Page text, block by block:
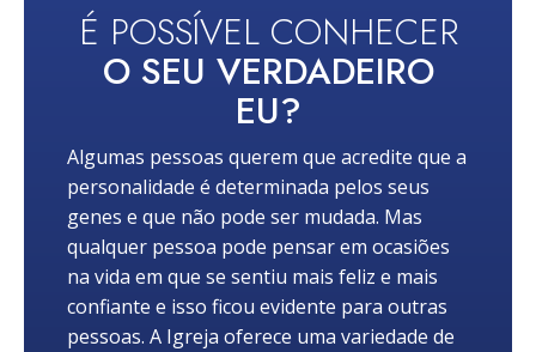
É POSSÍVEL CONHECER
O SEU VERDADEIRO
EU?
Algumas pessoas querem que acredite que a
personalidade é determinada pelos seus
genes e que não pode ser mudada. Mas
qualquer pessoa pode pensar em ocasiões
na vida em que se sentiu mais feliz e mais
confiante e isso ficou evidente para outras
pessoas. A Igreja oferece uma variedade de